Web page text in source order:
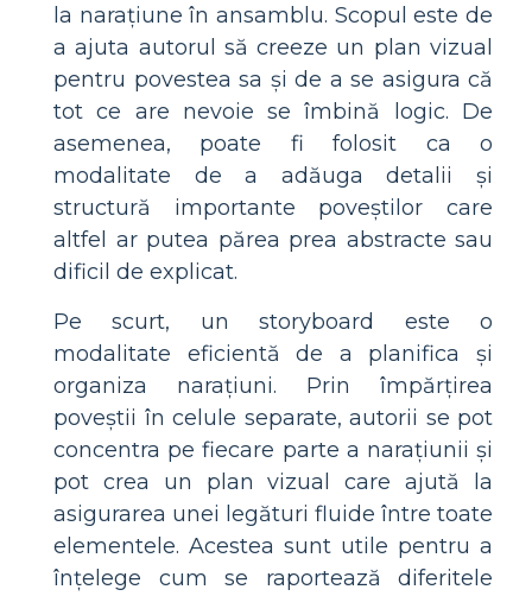
la narațiune în ansamblu. Scopul este de
a ajuta autorul să creeze un plan vizual
pentru povestea sa și de a se asigura că
tot ce are nevoie se îmbină logic. De
asemenea, poate fi folosit ca o
modalitate de a adăuga detalii și
structură importante poveștilor care
altfel ar putea părea prea abstracte sau
dificil de explicat.
Pe scurt, un storyboard este o
modalitate eficientă de a planifica și
organiza narațiuni. Prin împărțirea
poveștii în celule separate, autorii se pot
concentra pe fiecare parte a narațiunii și
pot crea un plan vizual care ajută la
asigurarea unei legături fluide între toate
elementele. Acestea sunt utile pentru a
înțelege cum se raportează diferitele